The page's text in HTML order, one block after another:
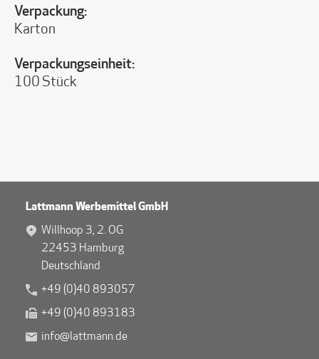
Verpackung:
Karton
Verpackungseinheit:
100 Stück
Lattmann Werbemittel GmbH
Willhoop 3, 2. OG
22453 Hamburg
Deutschland
+49 (0)40 893057
+49 (0)40 893183
info@lattmann.de